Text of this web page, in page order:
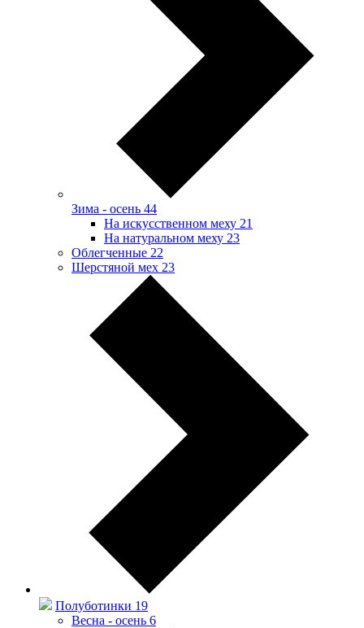
Зима - осень 44
На искусственном меху 21
На натуральном меху 23
Облегченные 22
Шерстяной мех 23
Полуботинки 19
Весна - осень 6